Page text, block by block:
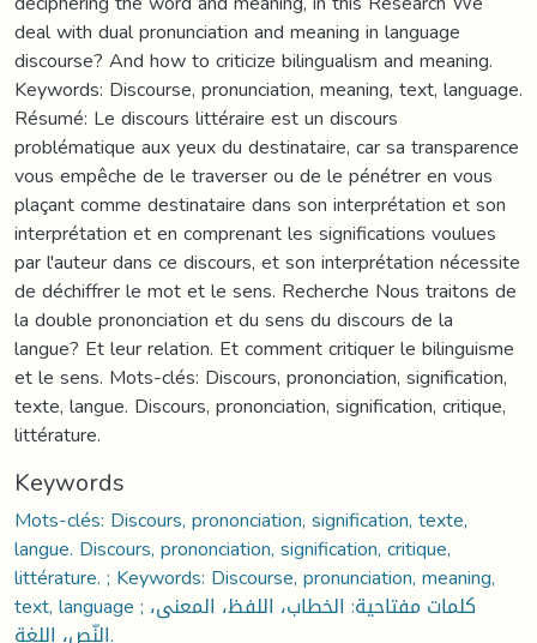
deal with dual pronunciation and meaning in language
discourse? And how to criticize bilingualism and meaning.
Keywords: Discourse, pronunciation, meaning, text, language.
Résumé: Le discours littéraire est un discours
problématique aux yeux du destinataire, car sa transparence
vous empêche de le traverser ou de le pénétrer en vous
plaçant comme destinataire dans son interprétation et son
interprétation et en comprenant les significations voulues
par l'auteur dans ce discours, et son interprétation nécessite
de déchiffrer le mot et le sens. Recherche Nous traitons de
la double prononciation et du sens du discours de la
langue? Et leur relation. Et comment critiquer le bilinguisme
et le sens. Mots-clés: Discours, prononciation, signification,
texte, langue. Discours, prononciation, signification, critique,
littérature.
Keywords
Mots-clés: Discours, prononciation, signification, texte,
langue. Discours, prononciation, signification, critique,
littérature. ; Keywords: Discourse, pronunciation, meaning,
text, language ; كلمات مفتاحية: الخطاب، اللفظ، المعنى،
النّص، اللغة.